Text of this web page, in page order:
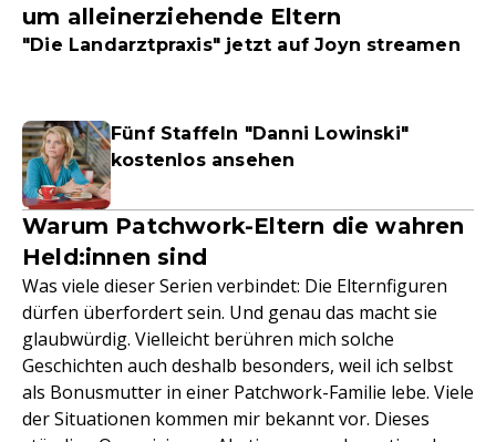
um alleinerziehende Eltern
"Die Landarztpraxis" jetzt auf Joyn streamen
Fünf Staffeln "Danni Lowinski"
kostenlos ansehen
Warum Patchwork-Eltern die wahren
Held:innen sind
Was viele dieser Serien verbindet: Die Elternfiguren
dürfen überfordert sein. Und genau das macht sie
glaubwürdig. Vielleicht berühren mich solche
Geschichten auch deshalb besonders, weil ich selbst
als Bonusmutter in einer Patchwork-Familie lebe. Viele
der Situationen kommen mir bekannt vor. Dieses